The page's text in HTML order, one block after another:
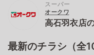
スーパー
オークワ
高石羽衣店
最新のチラシ（全